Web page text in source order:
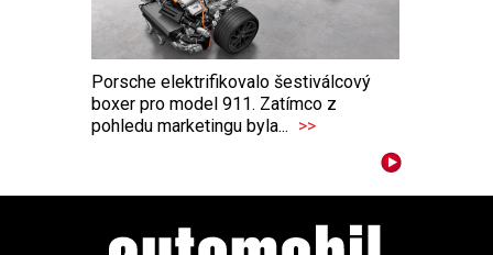
Porsche elektrifikovalo šestiválcový
boxer pro model 911. Zatímco z
pohledu marketingu byla... >>